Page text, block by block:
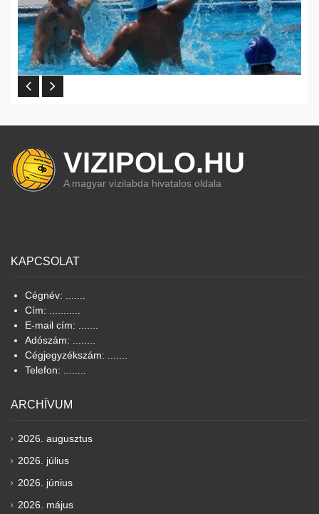
VIZIPOLO.HU
A magyar vízilabda hivatalos oldala
KAPCSOLAT
Cégnév: .......
Cím: ...........
E-mail cím: .......
Adószám: ........
Cégjegyzékszám: .......
Telefon: ........
ARCHÍVUM
2026. augusztus
2026. július
2026. június
2026. május